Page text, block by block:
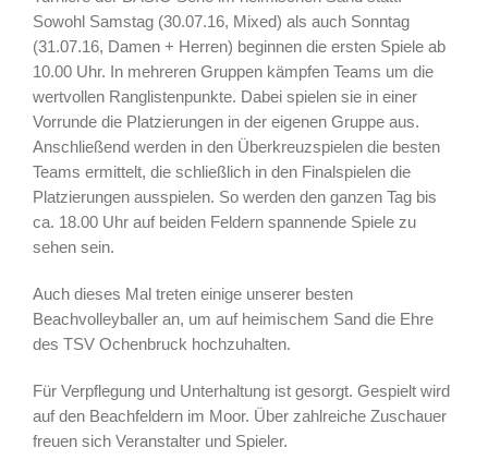
Sowohl Samstag (30.07.16, Mixed) als auch Sonntag
(31.07.16, Damen + Herren) beginnen die ersten Spiele ab
10.00 Uhr. In mehreren Gruppen kämpfen Teams um die
wertvollen Ranglistenpunkte. Dabei spielen sie in einer
Vorrunde die Platzierungen in der eigenen Gruppe aus.
Anschließend werden in den Überkreuzspielen die besten
Teams ermittelt, die schließlich in den Finalspielen die
Platzierungen ausspielen. So werden den ganzen Tag bis
ca. 18.00 Uhr auf beiden Feldern spannende Spiele zu
sehen sein.
Auch dieses Mal treten einige unserer besten
Beachvolleyballer an, um auf heimischem Sand die Ehre
des TSV Ochenbruck hochzuhalten.
Für Verpflegung und Unterhaltung ist gesorgt. Gespielt wird
auf den Beachfeldern im Moor. Über zahlreiche Zuschauer
freuen sich Veranstalter und Spieler.